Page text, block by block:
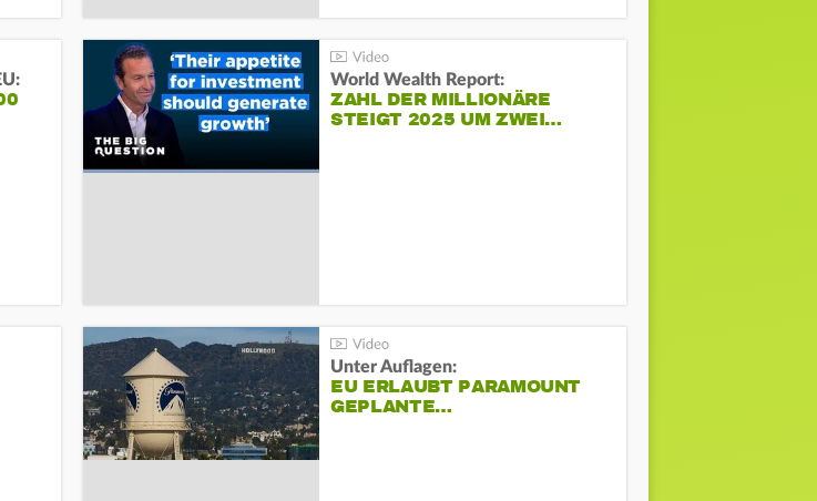
World Wealth Report:
ZAHL DER MILLIONÄRE
STEIGT 2025 UM ZWEI…
Unter Auflagen:
EU ERLAUBT PARAMOUNT
GEPLANTE…